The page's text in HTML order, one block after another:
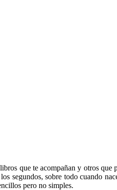
que te acompañan y otros que
segundos, sobre todo cuando
pero no simples.